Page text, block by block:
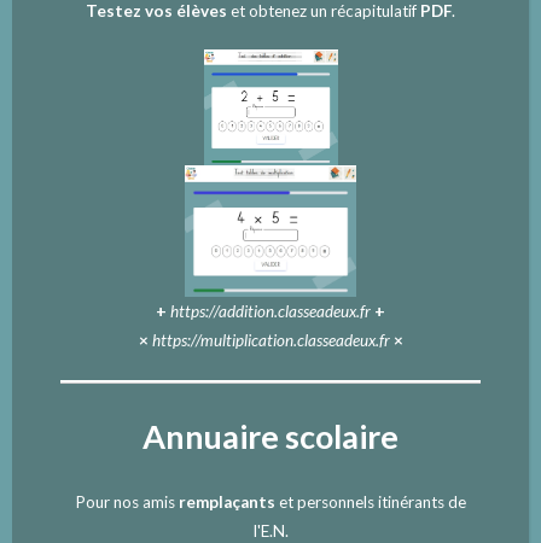
Testez vos élèves et obtenez un récapitulatif PDF.
+ https://addition.classeadeux.fr +
× https://multiplication.classeadeux.fr×
Annuaire scolaire
Pour nos amis remplaçants et personnels itinérants de
l'E.N.